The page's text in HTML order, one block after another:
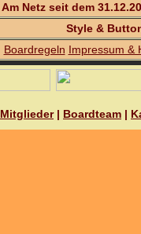
Am Netz seit dem
Style &
Boardregeln Impressum &
Mitglieder| Boardteam |